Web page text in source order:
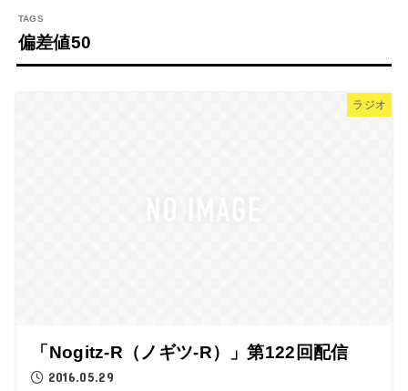
偏差値50
ラジオ
「Nogitz-R（ノギツ-R）」第122回配信
2016.05.29